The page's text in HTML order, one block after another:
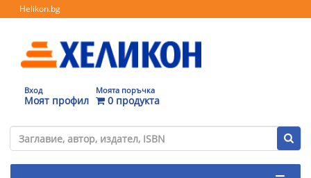
Helikon.bg
Вход
Моят профил
Моята поръчка
0 продукта